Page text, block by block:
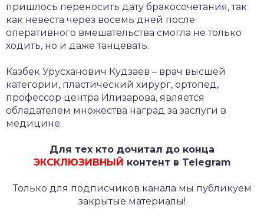
пришлось переносить дату бракосочетания, так
как невеста через восемь дней после
оперативного вмешательства смогла не только
ходить, но и даже танцевать.
Казбек Урусханович Кудзаев – врач высшей
категории, пластический хирург, ортопед,
профессор центра Илизарова, является
обладателем множества наград за заслуги в
медицине.
Для тех кто дочитал до конца
ЭКСКЛЮЗИВНЫЙ контент в Telegram
Только для подписчиков канала мы публикуем
закрытые материалы!